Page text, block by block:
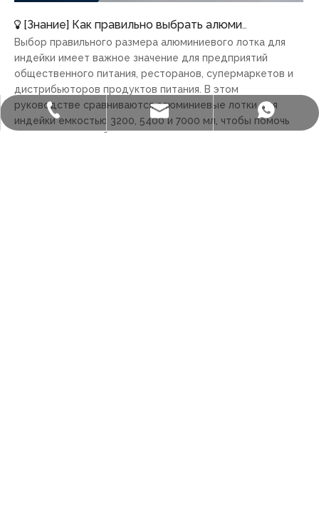
+ 86-022-59616927.
sales@staralufoil.com
+86 15802287876
[Знание] Как правильно выбрать алюминиевый поднос для индейки: полное руководство по размерам
Выбор правильного размера алюминиевого лотка для
индейки имеет важное значение для предприятий
общественного питания, ресторанов, супермаркетов и
дистрибьюторов продуктов питания. В этом
руководстве сравниваются алюминиевые лотки для
индейки емкостью 3200, 5400 и 7000 мл, чтобы помочь
предприятиям выбрать лучшее упаковочное решение